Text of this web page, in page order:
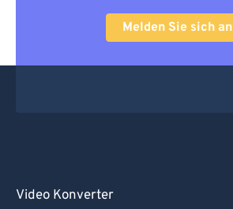
Melden Sie sich an
Video Konverter